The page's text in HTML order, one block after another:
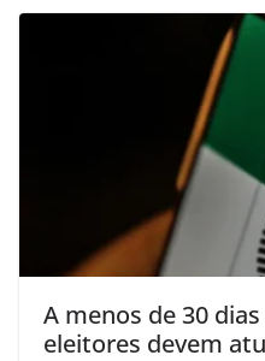
A menos de 30
eleitores devem